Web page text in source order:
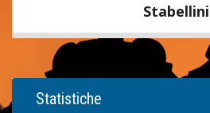
Statistiche